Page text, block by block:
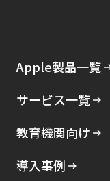
Apple製品一覧
サービス一覧
教育機関向け
導入事例